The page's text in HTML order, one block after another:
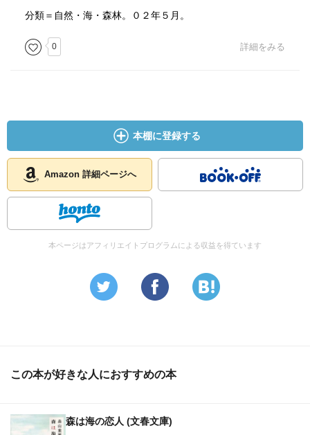
分類＝自然・海・森林。０２年５月。
0 詳細をみる
本棚に登録する
Amazon 詳細ページへ
本ページはアフィリエイトプログラムによる収益を得ています
この本が好きな人におすすめの本
森は海の恋人 (文春文庫)